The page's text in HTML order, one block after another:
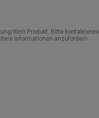
dem Produkt. Bitte kontaktieren
Informationen anzufordern.